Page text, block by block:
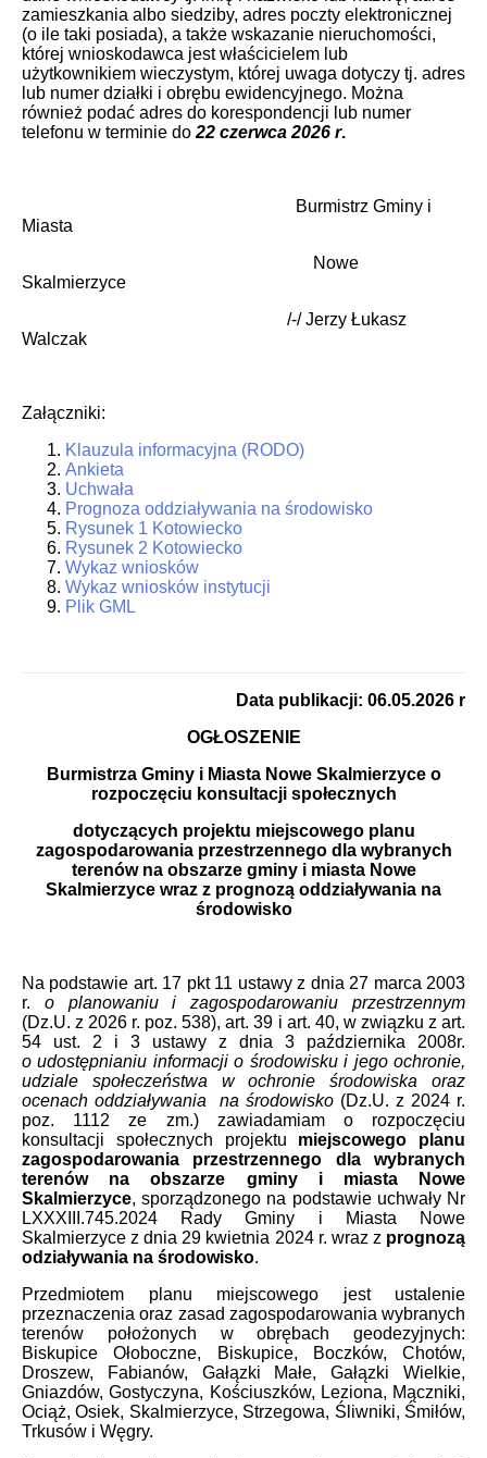
zamieszkania albo siedziby, adres poczty elektronicznej
(o ile taki posiada), a także wskazanie nieruchomości,
której wnioskodawca jest właścicielem lub
użytkownikiem wieczystym, której uwaga dotyczy tj. adres
lub numer działki i obrębu ewidencyjnego. Można
również podać adres do korespondencji lub numer
telefonu w terminie do 22 czerwca 2026 r.
Burmistrz Gminy i
Miasta
Nowe
Skalmierzyce
/-/ Jerzy Łukasz
Walczak
Załączniki:
Klauzula informacyjna (RODO)
Ankieta
Uchwała
Prognoza oddziaływania na środowisko
Rysunek 1 Kotowiecko
Rysunek 2 Kotowiecko
Wykaz wniosków
Wykaz wniosków instytucji
Plik GML
Data publikacji: 06.05.2026 r
OGŁOSZENIE
Burmistrza Gminy i Miasta Nowe Skalmierzyce o
rozpoczęciu konsultacji społecznych
dotyczących projektu miejscowego planu
zagospodarowania przestrzennego dla wybranych
terenów na obszarze gminy i miasta Nowe
Skalmierzyce wraz z prognozą oddziaływania na
środowisko
Na podstawie art. 17 pkt 11 ustawy z dnia 27 marca 2003
r. o planowaniu i zagospodarowaniu przestrzennym
(Dz.U. z 2026 r. poz. 538), art. 39 i art. 40, w związku z art.
54 ust. 2 i 3 ustawy z dnia 3 października 2008r.
o udostępnianiu informacji o środowisku i jego ochronie,
udziale społeczeństwa w ochronie środowiska oraz
ocenach oddziaływania na środowisko (Dz.U. z 2024 r.
poz. 1112 ze zm.) zawiadamiam o rozpoczęciu
konsultacji społecznych projektu miejscowego planu
zagospodarowania przestrzennego dla wybranych
terenów na obszarze gminy i miasta Nowe
Skalmierzyce, sporządzonego na podstawie uchwały Nr
LXXXIII.745.2024 Rady Gminy i Miasta Nowe
Skalmierzyce z dnia 29 kwietnia 2024 r. wraz z prognozą
odziaływania na środowisko.
Przedmiotem planu miejscowego jest ustalenie
przeznaczenia oraz zasad zagospodarowania wybranych
terenów położonych w obrębach geodezyjnych:
Biskupice Ołoboczne, Biskupice, Boczków, Chotów,
Droszew, Fabianów, Gałązki Małe, Gałązki Wielkie,
Gniazdów, Gostyczyna, Kościuszków, Leziona, Mączniki,
Ociąż, Osiek, Skalmierzyce, Strzegowa, Śliwniki, Śmiłów,
Trkusów i Węgry.